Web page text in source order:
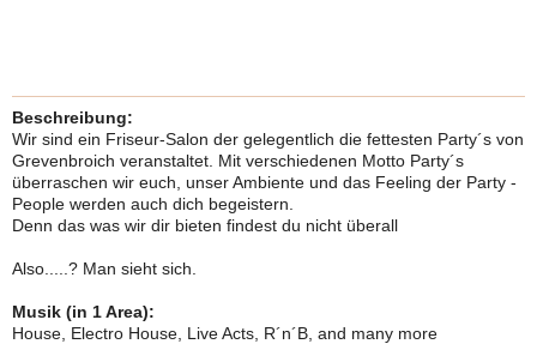
Beschreibung:
Wir sind ein Friseur-Salon der gelegentlich die fettesten Party´s von
Grevenbroich veranstaltet. Mit verschiedenen Motto Party´s
überraschen wir euch, unser Ambiente und das Feeling der Party -
People werden auch dich begeistern.
Denn das was wir dir bieten findest du nicht überall
Also.....? Man sieht sich.
Musik (in 1 Area):
House, Electro House, Live Acts, R´n´B, and many more